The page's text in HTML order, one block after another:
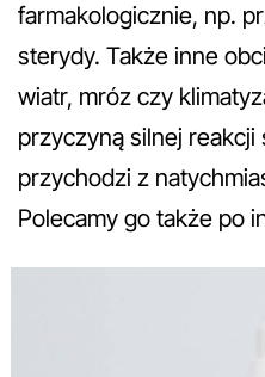
farmakologicznie, np.
sterydy. Także inne
wiatr, mróz czy
przyczyną silnej
przychodzi z
Polecamy go także po